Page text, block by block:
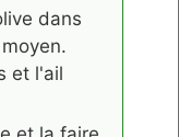
dans
et l'ail